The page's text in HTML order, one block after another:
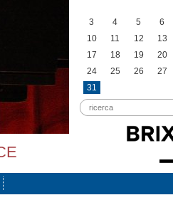
3
4 5 6
10
11 12 13
17
18 19 20
24
25 26 27
31